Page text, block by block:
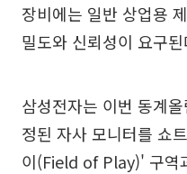
장비에는 일반 상업용
밀도와 신뢰성이 요구
삼성전자는 이번 동계
정된 자사 모니터를 쇼
이(Field of Play)' 구역